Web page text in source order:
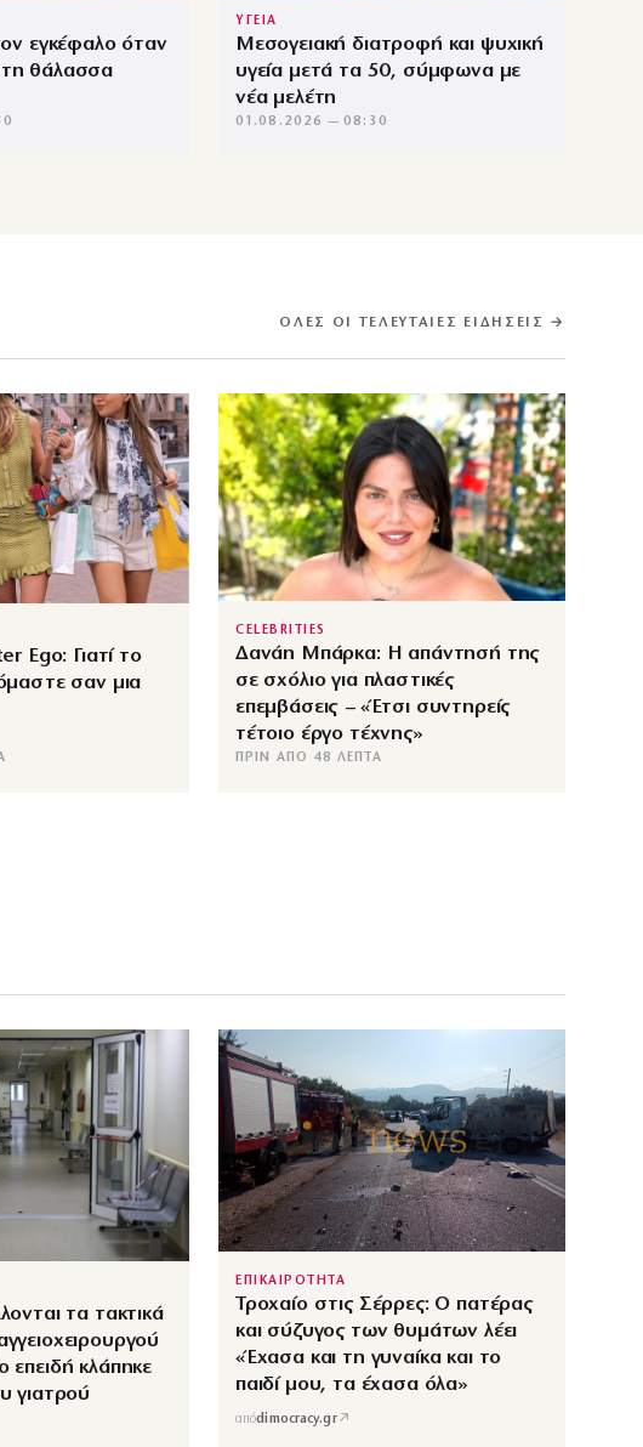
εγκέφαλο όταν
θάλασσα
ΥΓΕΙΑ
Μεσογειακή διατροφή και ψυχική
υγεία μετά τα 50, σύμφωνα με
νέα μελέτη
01.08.2026 — 08:30
ΌΛΕΣ ΟΙ ΤΕΛΕΥΤΑΊΕΣ ΕΙΔΉΣΕΙΣ →
Ego: Γιατί το
σαν μια
CELEBRITIES
Δανάη Μπάρκα: Η απάντησή της
σε σχόλιο για πλαστικές
επεμβάσεις – «Έτσι συντηρείς
τέτοιο έργο τέχνης»
ΠΡΙΝ ΑΠΌ 48 ΛΕΠΤΆ
τα τακτικά
επειδή κλάπηκε
γιατρού
ΕΠΙΚΑΙΡΟΤΗΤΑ
Τροχαίο στις Σέρρες: Ο πατέρας
και σύζυγος των θυμάτων λέει
«Έχασα και τη γυναίκα και το
παιδί μου, τα έχασα όλα»
απόdimocracy.gr↗